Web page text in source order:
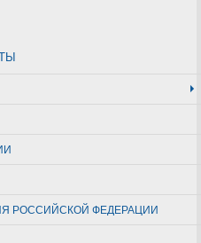
РОССИЙСКОЙ ФЕДЕРАЦИИ